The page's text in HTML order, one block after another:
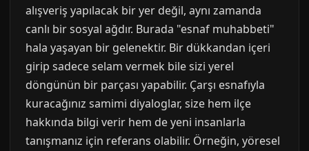
alışveriş yapılacak bir yer değil, aynı zamanda
canlı bir sosyal ağdır. Burada "esnaf muhabbeti"
hala yaşayan bir gelenektir. Bir dükkandan içeri
girip sadece selam vermek bile sizi yerel
döngünün bir parçası yapabilir. Çarşı esnafıyla
kuracağınız samimi diyaloglar, size hem ilçe
hakkında bilgi verir hem de yeni insanlarla
tanışmanız için referans olabilir. Örneğin, yöresel